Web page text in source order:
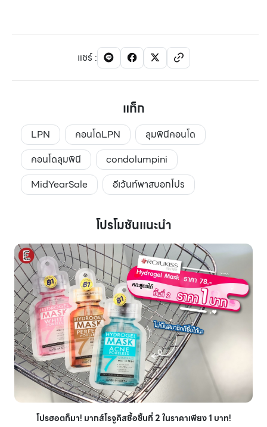
แชร์:
แท็ก
LPN คอนโดLPN
ลุมพินีคอนโด
คอนโดลุมพินี
condolumpini
MidYearSale
อีเว้นท์พาสบอกโปร
โปรโมชันแนะนำ
โปรฮอตก็มา! มากส์โรจูคิสซื้อชิ้นที่ 2 ในราคาเพียง 1 บาท!